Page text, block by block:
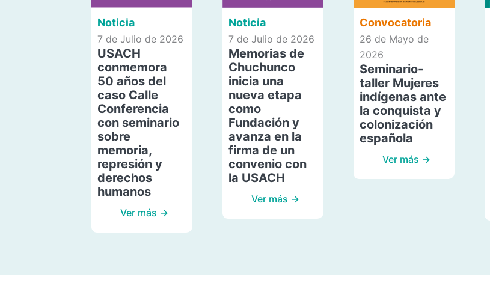
Noticia
7 de Julio de 2026
USACH
conmemora
50 años del
caso Calle
Conferencia
con seminario
sobre
memoria,
represión y
derechos
humanos
Ver más →
Noticia
7 de Julio de 2026
Memorias de
Chuchunco
inicia una
nueva etapa
como
Fundación y
avanza en la
firma de un
convenio con
la USACH
Ver más →
Convocatoria
26 de Mayo de
2026
Seminario-
taller Mujeres
indígenas ante
la conquista y
colonización
española
Ver más →